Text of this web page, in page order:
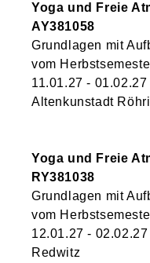
Yoga und Freie
AY381058
Grundlagen mit
vom
11.01.27 - 01.02.27
Altenkunstadt
Yoga und Freie
RY381038
Grundlagen mit
vom
12.01.27 - 02.02.27
Redwitz